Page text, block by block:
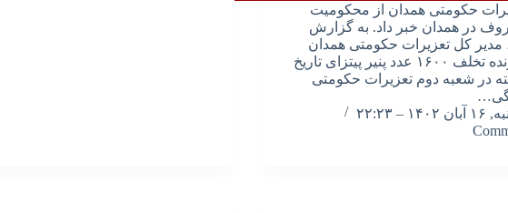
حکومتی همدان از محکومیت
در همدان خبر داد. به گزارش
مدیر کل تعزیرات حکومتی همدان
بیان کرد: پرونده تخلف ۱۶۰۰ عدد پنیر پیتزای تاریخ
در شعبه دوم تعزیرات حکومتی
– ۲۲:۲۳